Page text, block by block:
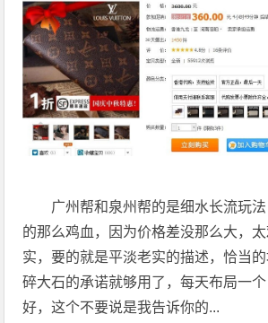
广州帮和泉州帮的是细水长流玩
的那么鸡血，因为价格差没那么大，
实，要的就是平淡老实的描述，恰当
碎大石的承诺就够用了，每天布局一
好，这个不要说是我告诉你的...